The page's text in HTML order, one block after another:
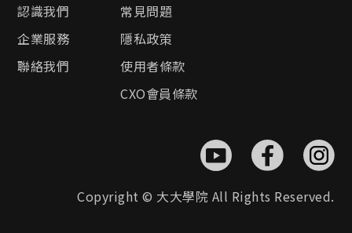
認識我們
企業服務
聯絡我們
常見問題
隱私政策
使用者條款
CXO會員條款
Copyright © 大大學院 All Rights Reserved.